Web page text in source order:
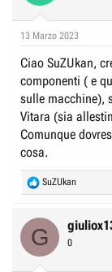
13 Marzo 2023
Ciao SuZUkan,
componenti ( e
sulle macchine),
Vitara (sia
Comunque
cosa.
R
e
t
SuZUkan
G 0